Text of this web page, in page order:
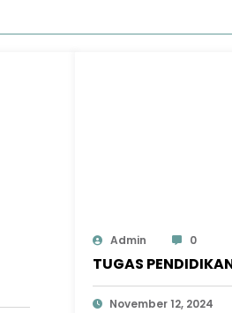
Admin 0
TUGAS
November 12, 2024